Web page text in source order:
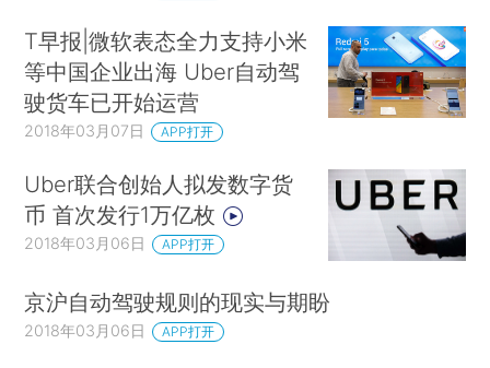
T早报|微软表态全力支持小米
等中国企业出海 Uber自动驾
驶货车已开始运营
2018年03月07日 APP打开
Uber联合创始人拟发数字货
币 首次发行1万亿枚
2018年03月06日 APP打开
京沪自动驾驶规则的现实与期盼
2018年03月06日 APP打开